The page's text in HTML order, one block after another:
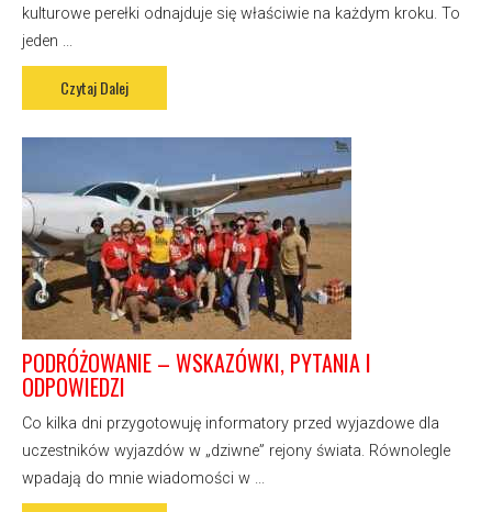
kulturowe perełki odnajduje się właściwie na każdym kroku. To
jeden ...
Czytaj Dalej
PODRÓŻOWANIE – WSKAZÓWKI, PYTANIA I
ODPOWIEDZI
Co kilka dni przygotowuję informatory przed wyjazdowe dla
uczestników wyjazdów w „dziwne” rejony świata. Równolegle
wpadają do mnie wiadomości w ...